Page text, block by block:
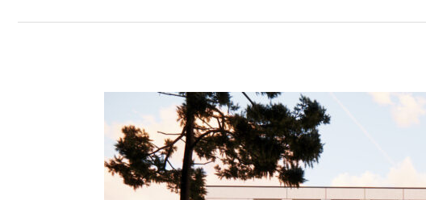
Branżowe
Centrum
Umiejętności